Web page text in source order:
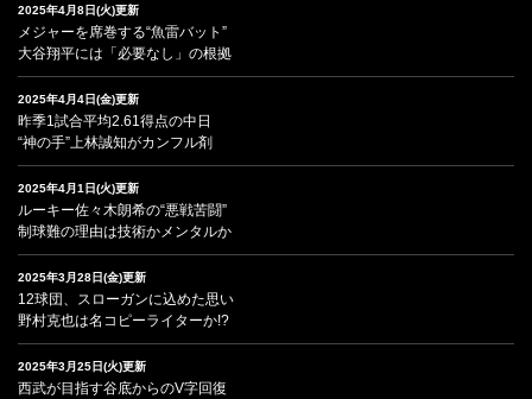
2025年4月8日(火)更新
メジャーを席巻する“魚雷バット”
大谷翔平には「必要なし」の根拠
2025年4月4日(金)更新
昨季1試合平均2.61得点の中日
“神の手”上林誠知がカンフル剤
2025年4月1日(火)更新
ルーキー佐々木朗希の“悪戦苦闘”
制球難の理由は技術かメンタルか
2025年3月28日(金)更新
12球団、スローガンに込めた思い
野村克也は名コピーライターか!?
2025年3月25日(火)更新
西武が目指す谷底からのV字回復